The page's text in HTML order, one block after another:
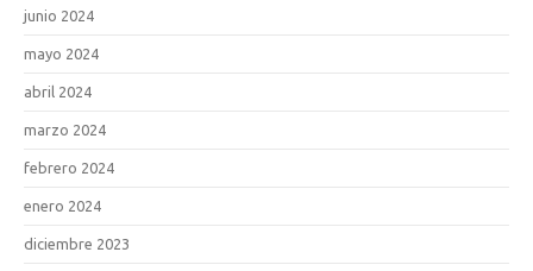
junio 2024
mayo 2024
abril 2024
marzo 2024
febrero 2024
enero 2024
diciembre 2023